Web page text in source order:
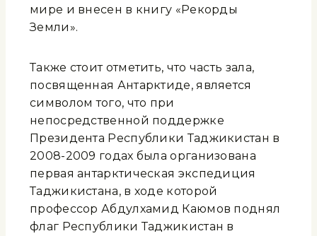
мире и внесен в книгу «Рекорды
Земли».
Также стоит отметить, что часть зала,
посвященная Антарктиде, является
символом того, что при
непосредственной поддержке
Президента Республики Таджикистан в
2008-2009 годах была организована
первая антарктическая экспедиция
Таджикистана, в ходе которой
профессор Абдулхамид Каюмов поднял
флаг Республики Таджикистан в